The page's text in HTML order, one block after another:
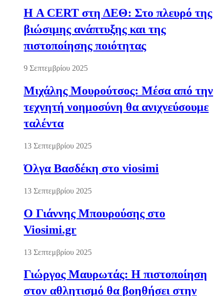
Η A CERT στη ΔΕΘ: Στο πλευρό της
βιώσιμης ανάπτυξης και της
πιστοποίησης ποιότητας
9 Σεπτεμβρίου 2025
Μιχάλης Μουρούτσος: Μέσα από την
τεχνητή νοημοσύνη θα ανιχνεύσουμε
ταλέντα
13 Σεπτεμβρίου 2025
Όλγα Βασδέκη στο viosimi
13 Σεπτεμβρίου 2025
Ο Γιάννης Μπουρούσης στο
Viosimi.gr
13 Σεπτεμβρίου 2025
Γιώργος Μαυρωτάς: Η πιστοποίηση
στον αθλητισμό θα βοηθήσει στην